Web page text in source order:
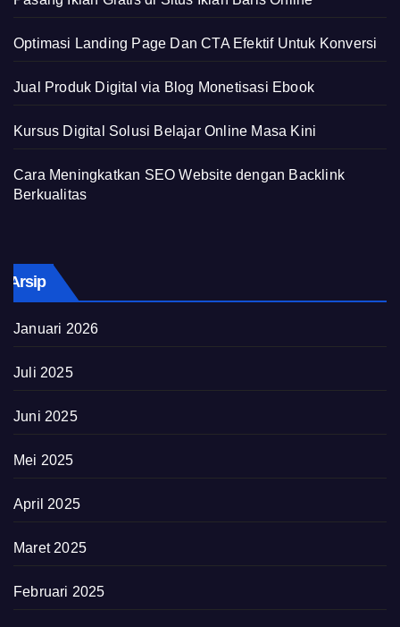
Optimasi Landing Page Dan CTA Efektif Untuk Konversi
Jual Produk Digital via Blog Monetisasi Ebook
Kursus Digital Solusi Belajar Online Masa Kini
Cara Meningkatkan SEO Website dengan Backlink
Berkualitas
Arsip
Januari 2026
Juli 2025
Juni 2025
Mei 2025
April 2025
Maret 2025
Februari 2025